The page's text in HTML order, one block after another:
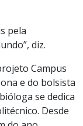
pela
diz.
Campus
e do bolsista
se dedica
Desde